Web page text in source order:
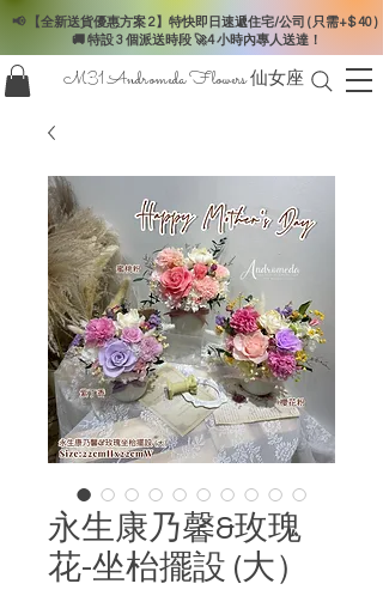
📢 【全新送貨優惠方案 2】特快即日速遞住宅/公司 ( 只需+$ 40 )
🚚 特設 3 個派送時段 🚀4 小時內專人送達！
M31 Andromeda Flowers 仙女座
永生康乃馨&玫瑰
花-坐枱擺設 (大）